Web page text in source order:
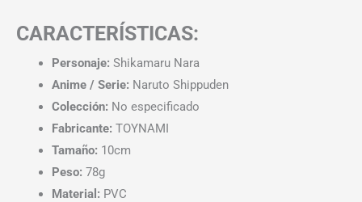
CARACTERÍSTICAS:
Personaje: Shikamaru Nara
Anime / Serie: Naruto Shippuden
Colección: No especificado
Fabricante: TOYNAMI
Tamaño: 10cm
Peso: 78g
Material: PVC